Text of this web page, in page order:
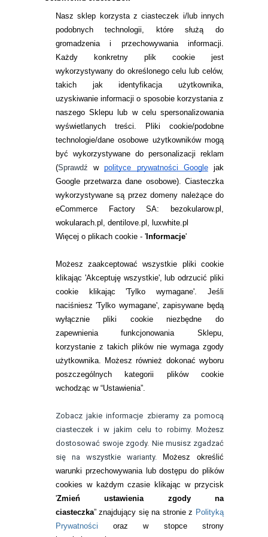
Nasz sklep korzysta z ciasteczek i/lub innych
podobnych technologii, które służą do
gromadzenia i przechowywania informacji.
Każdy konkretny plik cookie jest
wykorzystywany do określonego celu lub celów,
takich jak identyfikacja użytkownika,
uzyskiwanie informacji o sposobie korzystania z
naszego Sklepu lub w celu spersonalizowania
wyświetlanych treści.
Pliki cookie/podobne
technologie/dane osobowe użytkowników mogą
być wykorzystywane do personalizacji reklam
(Sprawdźwpolityce prywatności Googlejak
Google przetwarza dane osobowe). Ciasteczka
wykorzystywane są przez domeny należące do
eCommerce Factory SA: bezokularow.pl,
wokularach.pl, dentilove.pl, luxwhite.pl
Więcej o plikach cookie - 'Informacje'
Możesz zaakceptować wszystkie pliki cookie
klikając 'Akceptuję wszystkie', lub odrzucić pliki
cookie klikając 'Tylko wymagane'. Jeśli
naciśniesz 'Tylko wymagane', zapisywane będą
wyłącznie pliki cookie niezbędne do
zapewnienia funkcjonowania Sklepu,
korzystanie z takich plików nie wymaga zgody
użytkownika. Możesz również dokonać wyboru
poszczególnych kategorii plików cookie
wchodząc w “Ustawienia”.
Zobacz jakie informacje zbieramy za pomocą
ciasteczek i w jakim celu to robimy. Możesz
dostosować swoje zgody. Nie musisz zgadzać
się na wszystkie warianty.
Możesz określić
warunki przechowywania lub dostępu do plików
cookies w każdym czasie klikając w przycisk
'Zmień ustawienia zgody na
ciasteczka” znajdujący się na stronie z Polityką
Prywatności oraz w stopce strony
99,99pln 214,97 pln
INFORMACJE KONTAKTOWE
JAK ZAMAWIAĆ?
ZWROTY I REKLAMACJA
WARUNKI ZAKUPÓW
RANKINGI SOCZEWEK
SOCZEWKI KOLOROWE
Zwrot (odstąpienie od umowy)
ZMIEŃ USTAWIENIA ZGODY NA CIASTECZKA
KONTAKT
telefon:
22 113 44 42
telefon:
732 08 08 72
kontakt@bezokularow.pl